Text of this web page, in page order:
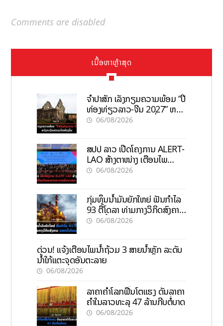
Comments are disabled
ເນື້ອຫາຫຼ້າສຸດ
ຈຳປາສັກ ເລັ່ງກຽມຄວາມພ້ອມ “ປີ
ທ່ອງທ່ຽວລາວ-ຈີນ 2027” ຫວັງ
ກະຕຸ້ນເສດຖະກິດທ້ອງຖິ່ນ
06/08/2026
ສປປ ລາວ ເປີດໂຄງການ ALERT-
LAO ສ້າງຕາໜ່າງ ເຕືອນໄພ
ພະຍາດລະບາດທົ່ວປະເທດ
06/08/2026
ກຸ່ມທຶນນ້ຳມັນຍັກໃຫຍ່ ຟັນກຳໄລ
93 ຕື້ໂດລາ ທ່າມກາງວິກິດສົງຄາມ
ລາຄານໍ້າມັນແພງ
06/08/2026
ດ່ວນ! ແຈ້ງເຕືອນໄພນໍ້າຖ້ວມ 3 ສາຍນໍ້າຫຼັກ ລະດັບ
ນໍ້າໃກ້ແຕະຈຸດອັນຕະລາຍ
06/08/2026
ລາຄາຄຳໂລກຟື້ນໂຕແຮງ ດັນລາຄາ
ຄຳໃນລາວທະລຸ 47 ລ້ານກີບຕໍ່ບາດ
06/08/2026